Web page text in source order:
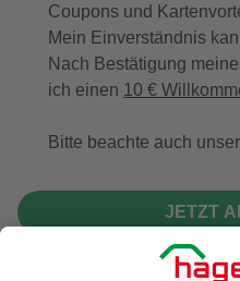
Coupons und
Mein Einverständnis
Nach Bestätigung
ich einen 10 €
Bitte beachte auch
JETZT